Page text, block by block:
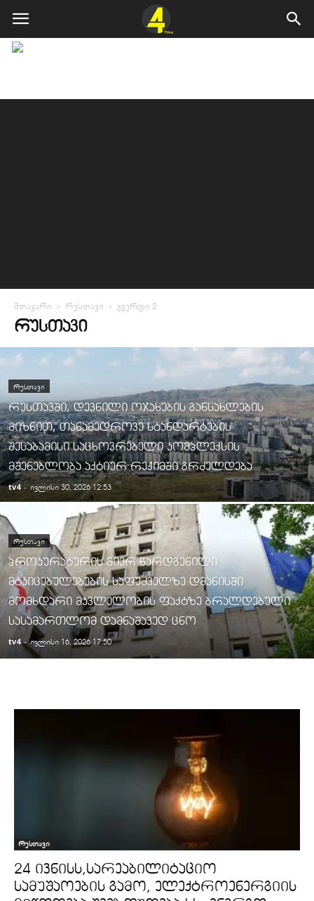
მთავარი რუსთავი გვერდი 2
ᲠᲣᲡᲗᲐᲕᲘ
ᲠᲣᲡᲗᲐᲕᲘ
რუსთავში, დევნილი ოჯახების განსახლების
მიზნით, თანამედროვე სტანდარტების
შესაბამისი საცხოვრებელი კომპლექსის
მშენებლობა აქტიურ რეჟიმში გრძელდება
tv4 - ივლისი 30, 2026 12:53
ᲠᲣᲡᲗᲐᲕᲘ
პროკურატურის მიერ წარდგენილი
მტკიცებულებების საფუძველზე დმანისში
მომხდარი მკვლელობის ფაქტზე ბრალდებული
სასამართლომ დამნაშავედ ცნო
tv4 - ივლისი 16, 2026 17:50
რუსთავი
24 ივნისს,სარეაბილიტაციო
სამუშაოების გამო, ელექტროენერგიის